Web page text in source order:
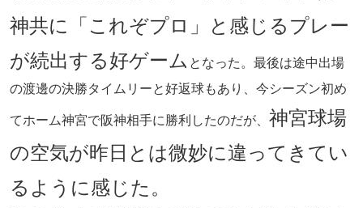
神共に「これぞプロ」と感じるプレー
が続出する好ゲーム となった。最後は途中出場
の渡邊の決勝タイムリーと好返球もあり、今シーズン初め
てホーム神宮で阪神相手に勝利したのだが、 神宮球場
の空気が昨日とは微妙に違ってきてい
るように感じた。